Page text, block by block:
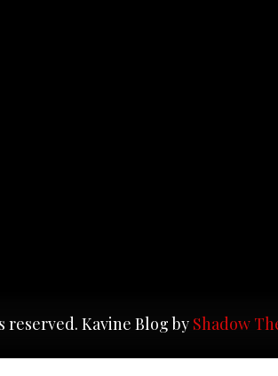
Kavine Blog by Shadow